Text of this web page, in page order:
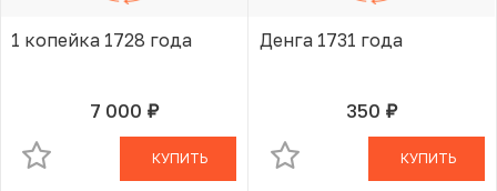
1 копейка 1728 года
7 000 руб.
В КОРЗИНЕ
КУПИТЬ
Денга 1731 года
350 руб.В КОРЗИНЕ
КУПИТЬ